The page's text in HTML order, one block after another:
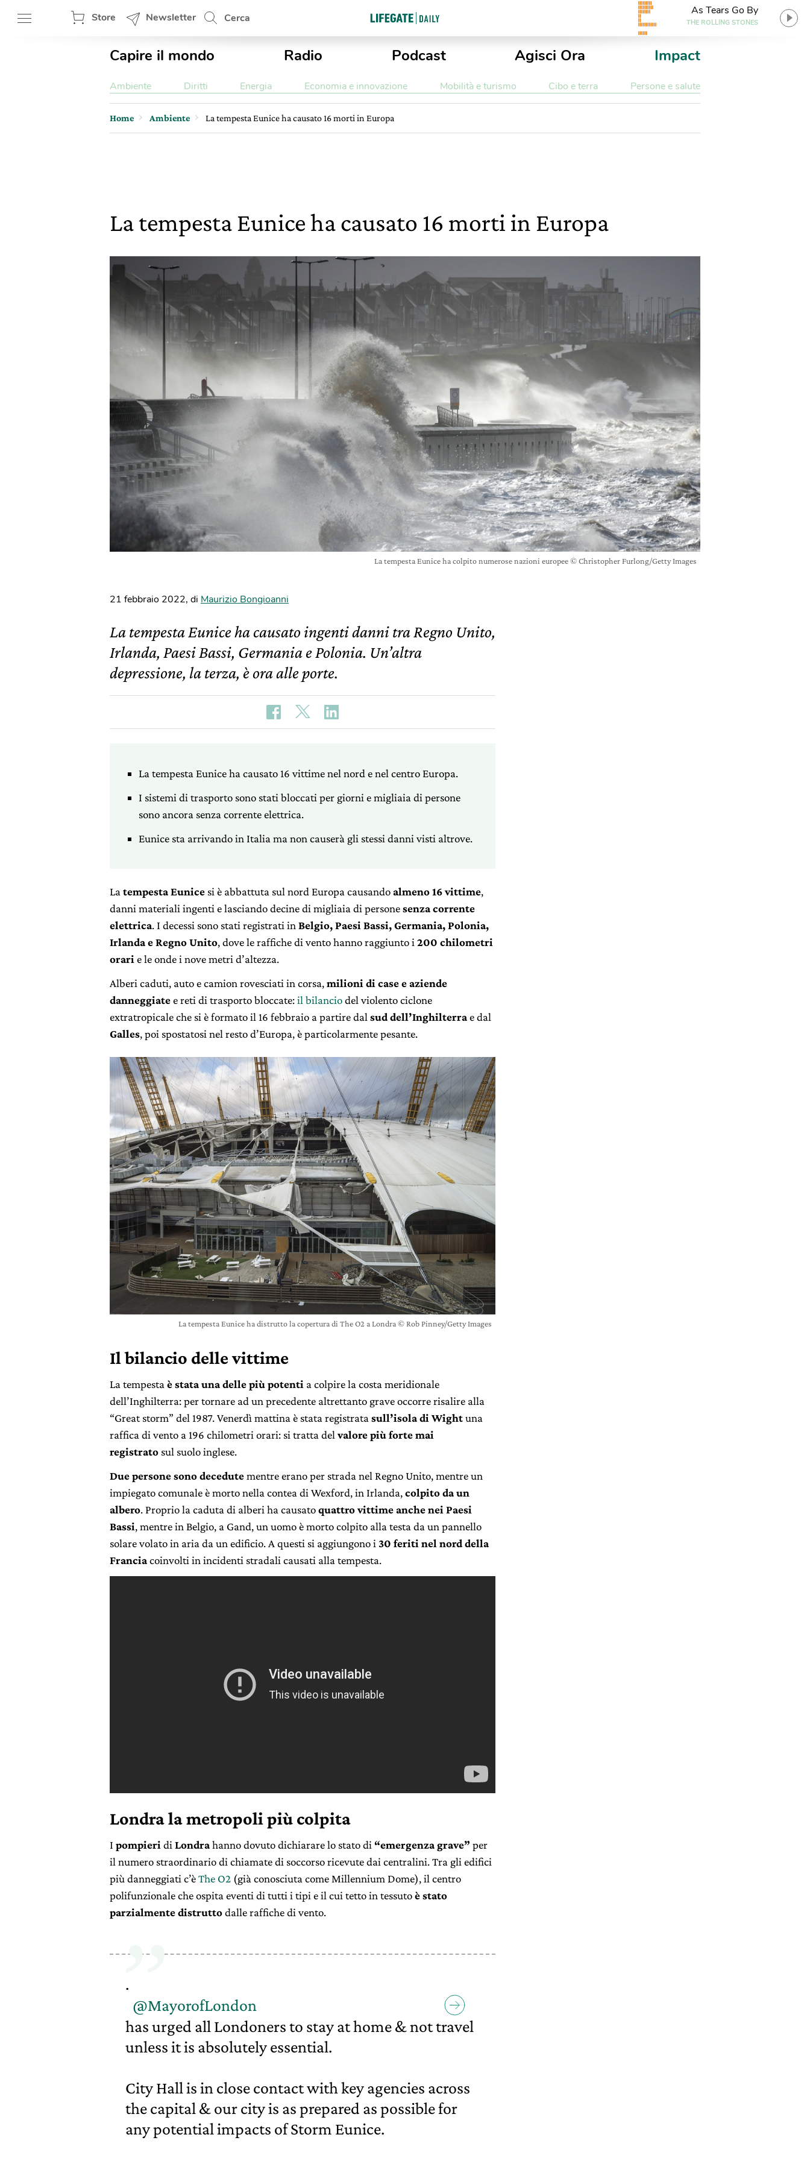
Store Newsletter Cerca
As Tears Go By
THE ROLLING STONES
Capire il mondo Radio Podcast Agisci Ora Impact
Ambiente Diritti Energia Economia e innovazione Mobilità e turismo Cibo e terra Persone e salute
Home Ambiente La tempesta Eunice ha causato 16 morti in Europa
La tempesta Eunice ha causato 16 morti in Europa
La tempesta Eunice ha colpito numerose nazioni europee © Christopher Furlong/Getty Images
21 febbraio 2022, di Maurizio Bongioanni
La tempesta Eunice ha causato ingenti danni tra Regno Unito,
Irlanda, Paesi Bassi, Germania e Polonia. Un’altra
depressione, la terza, è ora alle porte.
La tempesta Eunice ha causato 16 vittime nel nord e nel centro Europa.
I sistemi di trasporto sono stati bloccati per giorni e migliaia di persone
sono ancora senza corrente elettrica.
Eunice sta arrivando in Italia ma non causerà gli stessi danni visti altrove.
La tempesta Eunice si è abbattuta sul nord Europa causandoalmeno 16 vittime,
danni materiali ingenti e lasciando decine di migliaia di personesenza corrente
elettrica. I decessi sono stati registrati in Belgio, Paesi Bassi, Germania, Polonia,
Irlanda e Regno Unito, dove le raffiche di vento hanno raggiunto i 200 chilometri
orari e le onde i nove metri d’altezza.
Alberi caduti, auto e camion rovesciati in corsa,milioni di case e aziende
danneggiatee reti di trasporto bloccate:il bilanciodel violento ciclone
extratropicale che si è formato il 16 febbraio a partire dal sud dell’Inghilterrae dal
Galles, poi spostatosi nel resto d’Europa, è particolarmente pesante.
La tempesta Eunice ha distrutto la copertura di The O2 a Londra © Rob Pinney/Getty Images
Il bilancio delle vittime
La tempesta è stata una delle più potenti a colpire la costa meridionale
dell’Inghilterra: per tornare ad un precedente altrettanto grave occorre risalire alla
“Great storm” del 1987. Venerdì mattina è stata registrata sull’isola di Wightuna
raffica di vento a 196 chilometri orari: si tratta del valore più forte mai
registrato sul suolo inglese.
Due persone sono decedutementre erano per strada nel Regno Unito, mentre un
impiegato comunale è morto nella contea di Wexford, in Irlanda,colpito da un
albero. Proprio la caduta di alberi ha causatoquattro vittime anche nei Paesi
Bassi, mentre in Belgio, a Gand, un uomo è morto colpito alla testa da un pannello
solare volato in aria da un edificio. A questi si aggiungono i 30 feriti nel nord della
Franciacoinvolti in incidenti stradali causati alla tempesta.
Londra la metropoli più colpita
I pompieri di Londrahanno dovuto dichiarare lo stato di “emergenza grave” per
il numero straordinario di chiamate di soccorso ricevute dai centralini. Tra gli edifici
più danneggiati c’èThe O2 (già conosciuta come Millennium Dome), il centro
polifunzionale che ospita eventi di tutti i tipi e il cui tetto in tessutoè stato
parzialmente distruttodalle raffiche di vento.
.
@MayorofLondon
has urged all Londoners to stay at home & not travel
unless it is absolutely essential.
City Hall is in close contact with key agencies across
the capital & our city is as prepared as possible for
any potential impacts of Storm Eunice.